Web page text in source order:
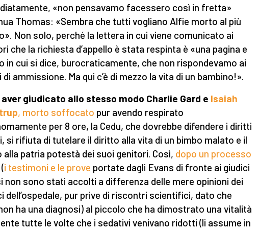
«non pensavamo facessero così in fretta»
Thomas: «Sembra che tutti vogliano Alfie morto al più
Non solo, perché la lettera in cui viene comunicato ai
che la richiesta d’appello è stata respinta è «una pagina e
in cui si dice, burocraticamente, che non rispondevamo ai
ammissione. Ma qui c’è di mezzo la vita di un bambino!».
aver giudicato allo stesso modo Charlie Gard e Isaiah
, morto soffocato pur avendo respirato
per 8 ore, la Cedu, che dovrebbe difendere i diritti
si rifiuta di tutelare il diritto alla vita di un bimbo malato e il
patria potestà dei suoi genitori. Così, dopo un processo
(i testimoni e le prove portate dagli Evans di fronte ai giudici
non sono stati accolti a differenza delle mere opinioni dei
dell’ospedale, pur prive di riscontri scientifici, dato che
ha una diagnosi) al piccolo che ha dimostrato una vitalità
tutte le volte che i sedativi venivano ridotti (li assume in